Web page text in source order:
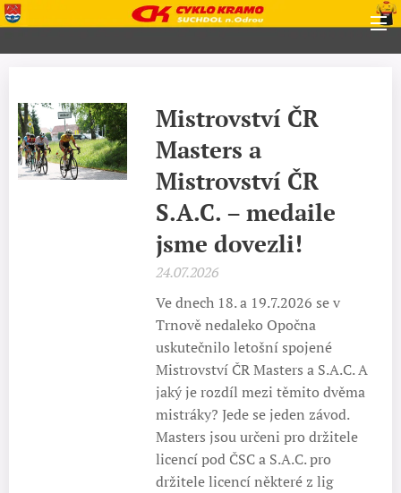
Mistrovství ČR
Masters a
Mistrovství ČR
S.A.C. – medaile
jsme dovezli!
24.07.2026
Ve dnech 18. a 19.7.2026 se v
Trnově nedaleko Opočna
uskutečnilo letošní spojené
Mistrovství ČR Masters a S.A.C. A
jaký je rozdíl mezi těmito dvěma
mistráky? Jede se jeden závod.
Masters jsou určeni pro držitele
licencí pod ČSC a S.A.C. pro
držitele licencí některé z lig